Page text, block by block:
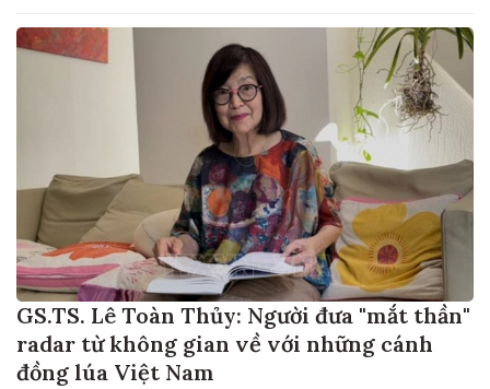
GS.TS. Lê Toàn Thủy: Người đưa "mắt thần"
radar từ không gian về với những cánh
đồng lúa Việt Nam